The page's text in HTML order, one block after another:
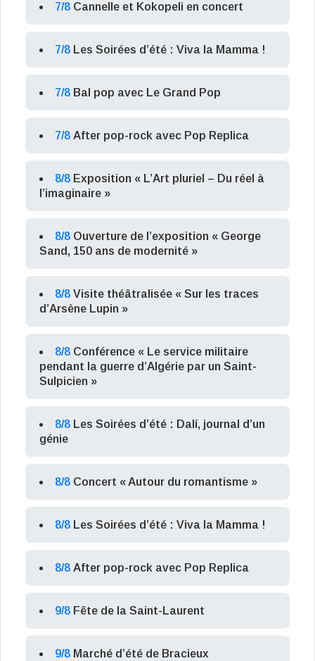
7/8 Cannelle et Kokopeli en concert
7/8 Les Soirées d’été : Viva la Mamma !
7/8 Bal pop avec Le Grand Pop
7/8 After pop-rock avec Pop Replica
8/8 Exposition « L’Art pluriel – Du réel à
l’imaginaire »
8/8 Ouverture de l’exposition « George
Sand, 150 ans de modernité »
8/8 Visite théâtralisée « Sur les traces
d’Arsène Lupin »
8/8 Conférence « Le service militaire
pendant la guerre d’Algérie par un Saint-
Sulpicien »
8/8 Les Soirées d’été : Dalí, journal d’un
génie
8/8 Concert « Autour du romantisme »
8/8 Les Soirées d’été : Viva la Mamma !
8/8 After pop-rock avec Pop Replica
9/8 Fête de la Saint-Laurent
9/8 Marché d’été de Bracieux